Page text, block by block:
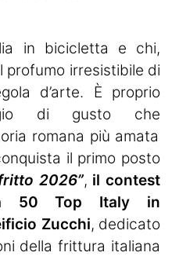
in bicicletta e chi,
profumo irresistibile di
d’arte. È proprio
di gusto che
romana più amata
il primo posto
2026”, il contest
50 Top Italy in
Zucchi, dedicato
della frittura italiana